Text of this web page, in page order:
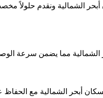
أبحر الشمالية ونقدم حلولاً
الشمالية مما يضمن سرعة
أبحر الشمالية مع الحفاظ